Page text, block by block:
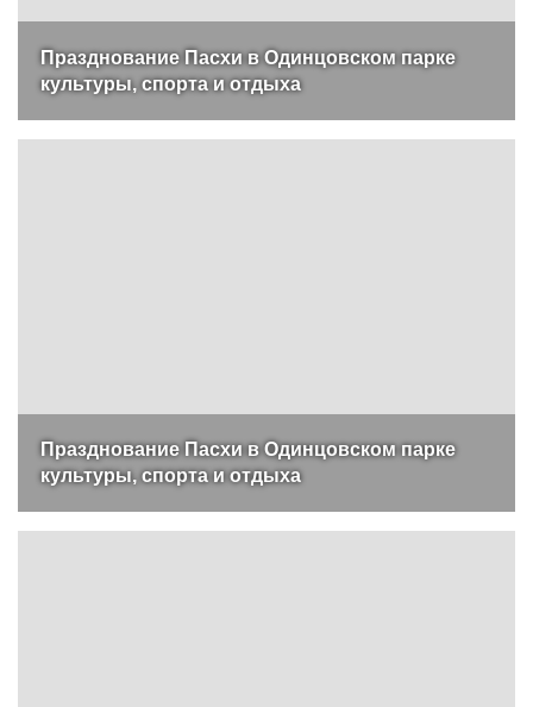
Празднование Пасхи в Одинцовском парке
культуры, спорта и отдыха
Празднование Пасхи в Одинцовском парке
культуры, спорта и отдыха